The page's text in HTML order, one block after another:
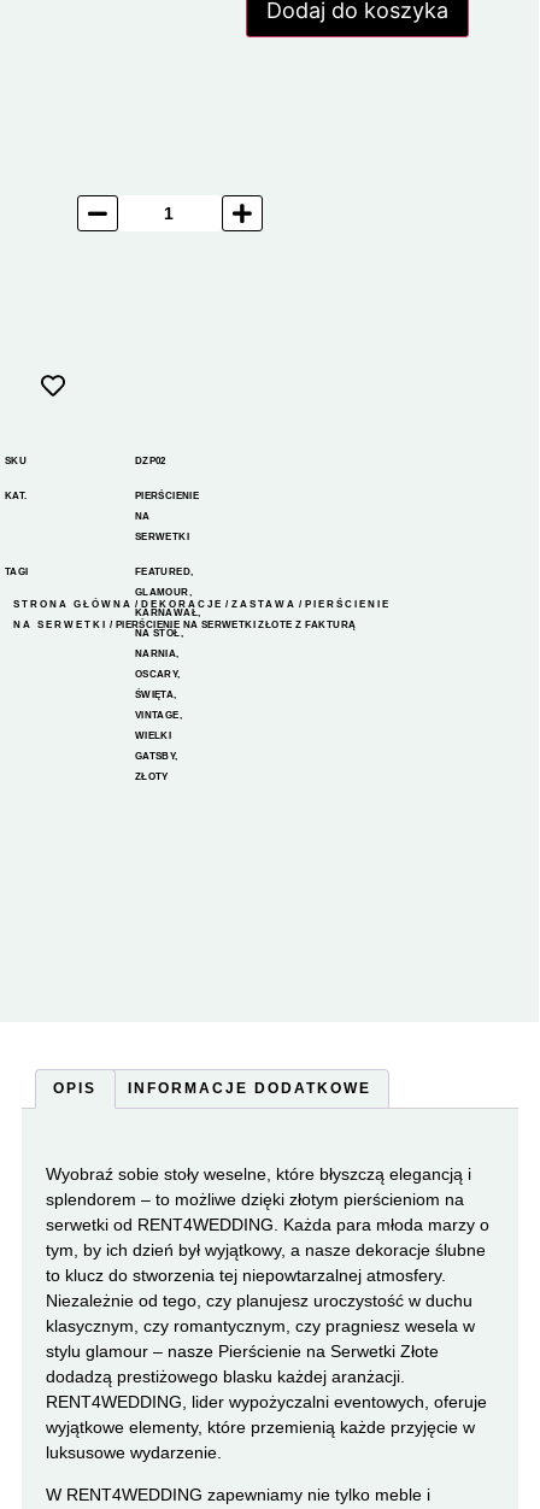
Dodaj do koszyka
SKU DZP02
KAT.
PIERŚCIENIE
NA
SERWETKI
TAGI FEATURED,
GLAMOUR,
KARNAWAŁ,
NA STÓŁ,
NARNIA,
OSCARY,
ŚWIĘTA,
VINTAGE,
WIELKI
GATSBY,
ZŁOTY
STRONA GŁÓWNA / DEKORACJE /ZASTAWA /PIERŚCIENIE
NA SERWETKI / PIERŚCIENIE NA SERWETKI ZŁOTE Z FAKTURĄ
OPIS INFORMACJE DODATKOWE
Wyobraź sobie stoły weselne, które błyszczą elegancją i
splendorem – to możliwe dzięki złotym pierścieniom na
serwetki od RENT4WEDDING. Każda para młoda marzy o
tym, by ich dzień był wyjątkowy, a nasze dekoracje ślubne
to klucz do stworzenia tej niepowtarzalnej atmosfery.
Niezależnie od tego, czy planujesz uroczystość w duchu
klasycznym, czy romantycznym, czy pragniesz wesela w
stylu glamour – nasze Pierścienie na Serwetki Złote
dodadzą prestiżowego blasku każdej aranżacji.
RENT4WEDDING, lider wypożyczalni eventowych, oferuje
wyjątkowe elementy, które przemienią każde przyjęcie w
luksusowe wydarzenie.
W RENT4WEDDING zapewniamy nie tylko meble i